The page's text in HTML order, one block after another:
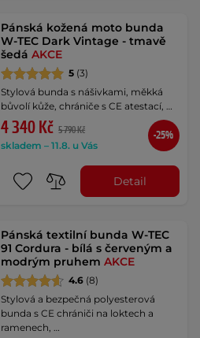
Pánská kožená moto bunda
W-TEC Dark Vintage - tmavě
šedáAKCE
5 (3)
Stylová bunda s nášivkami, měkká
bůvolí kůže, chrániče s CE atestací, …
4 340 Kč 5 790 Kč
skladem – 11.8. u Vás
-25%
Detail
Pánská textilní bunda W-TEC
91 Cordura - bílá s červeným a
modrým pruhemAKCE
4.6 (8)
Stylová a bezpečná polyesterová
bunda s CE chrániči na loktech a
ramenech, …